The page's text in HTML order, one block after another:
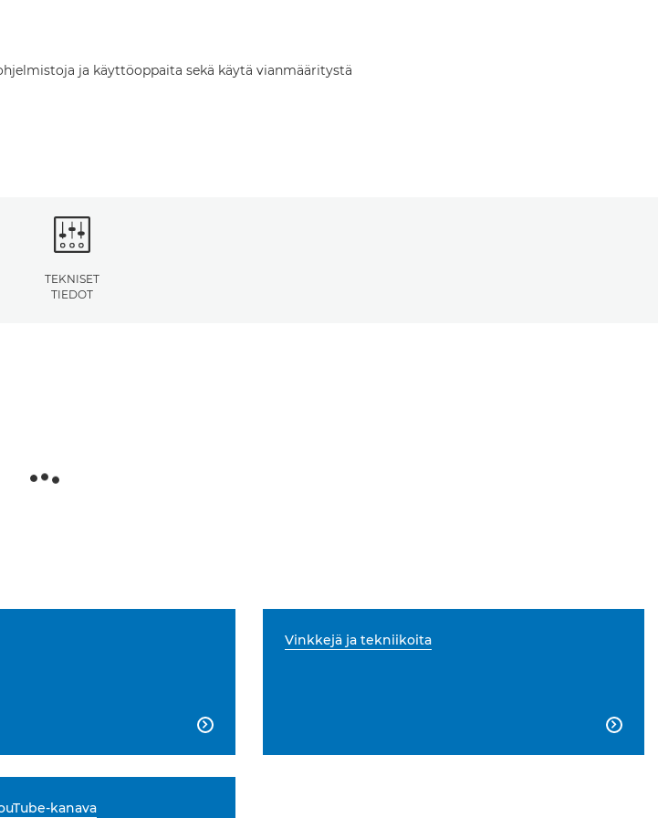
ja käyttöoppaita sekä käytä vianmääritystä
TEKNISET
TIEDOT

Vinkkejä ja tekniikoita

kanava